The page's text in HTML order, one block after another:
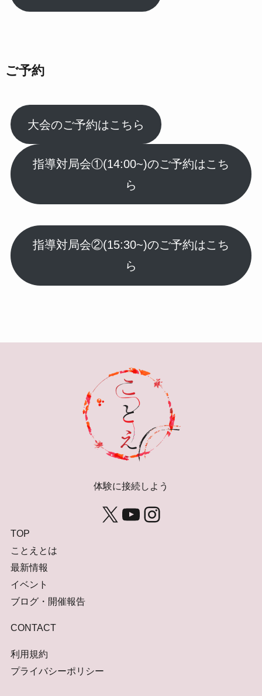
ご予約
大会のご予約はこちら
指導対局会①(14:00~)のご予約はこち
ら
指導対局会②(15:30~)のご予約はこち
ら
体験に接続しよう
X YouTube
Instagram
TOP
ことえとは
最新情報
イベント
ブログ・開催報告
CONTACT
利用規約
プライバシーポリシー